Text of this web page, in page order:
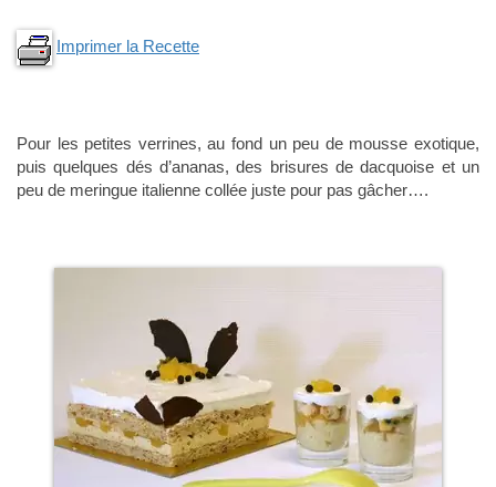
Imprimer la Recette
Pour les petites verrines, au fond un peu de mousse exotique,
puis quelques dés d’ananas, des brisures de dacquoise et un
peu de meringue italienne collée juste pour pas gâcher….